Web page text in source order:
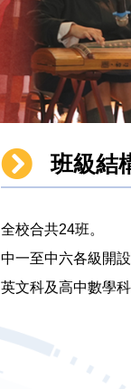
班級結
全校合共24班。
中一至中六各級開設
英文科及高中數學